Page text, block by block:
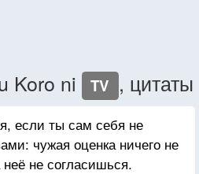
Koro ni TV , цитаты
если ты сам себя не
чужая оценка ничего не
не согласишься.